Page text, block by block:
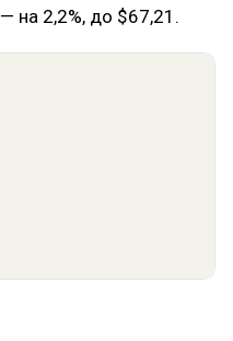
— на 2,2%, до $67,21.